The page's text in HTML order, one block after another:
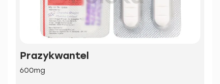
Prazykwantel
600mg